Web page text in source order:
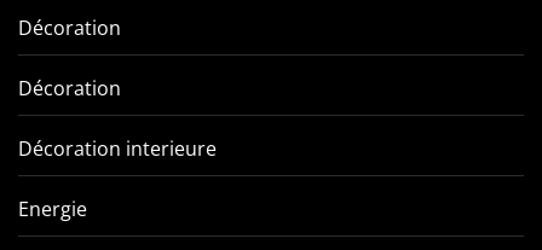
Décoration
Décoration
Décoration interieure
Energie